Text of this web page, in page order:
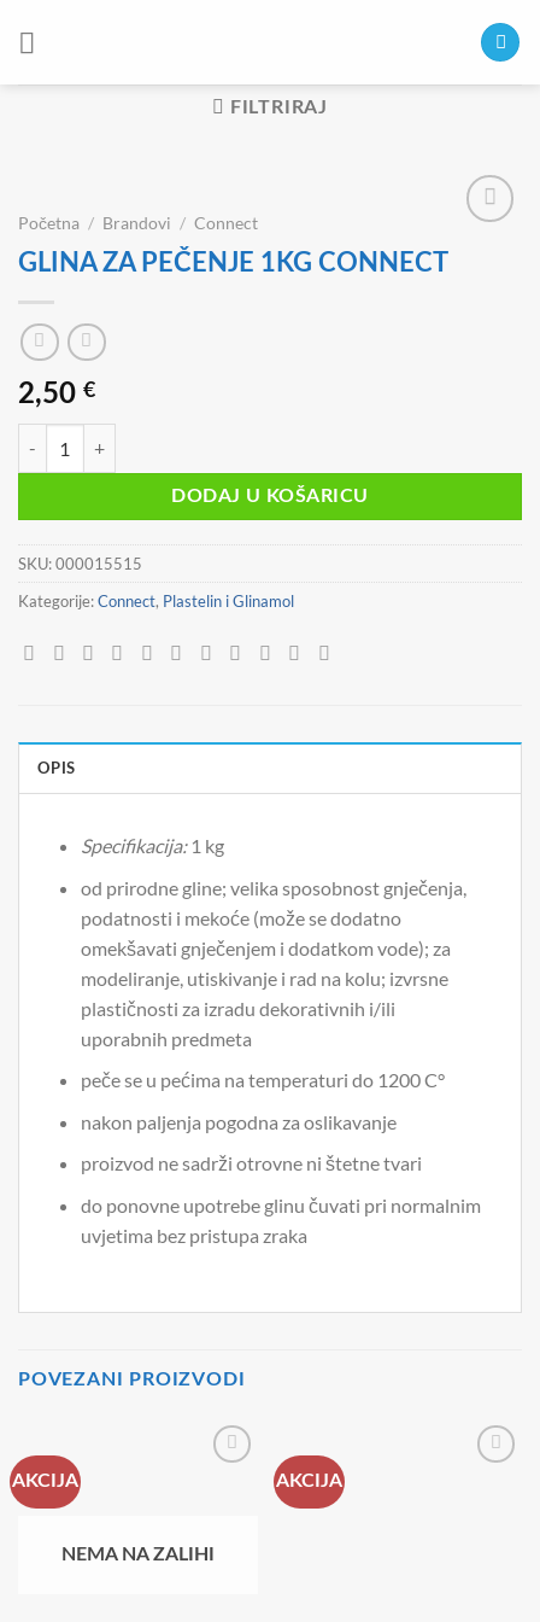
FILTRIRAJ
Početna / Brandovi / Connect
GLINA ZA PEČENJE 1KG CONNECT
2,50 €
DODAJ U KOŠARICU
SKU:000015515
Kategorije:Connect, Plastelin i Glinamol
OPIS
Specifikacija:1 kg
od prirodne gline; velika sposobnost gnječenja,
podatnosti i mekoće (može se dodatno
omekšavati gnječenjem i dodatkom vode); za
modeliranje, utiskivanje i rad na kolu; izvrsne
plastičnosti za izradu dekorativnih i/ili
uporabnih predmeta
peče se u pećima na temperaturi do 1200 C°
nakon paljenja pogodna za oslikavanje
proizvod ne sadrži otrovne ni štetne tvari
do ponovne upotrebe glinu čuvati pri normalnim
uvjetima bez pristupa zraka
POVEZANI PROIZVODI
AKCIJA
NEMA NA ZALIHI
AKCIJA